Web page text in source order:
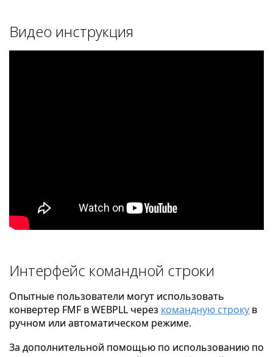
Видео инструкция
Интерфейс командной строки
Опытные пользователи могут использовать
конвертер FMF в WEBPLL через командную строку в
ручном или автоматическом режиме.
За дополнительной помощью по использованию по